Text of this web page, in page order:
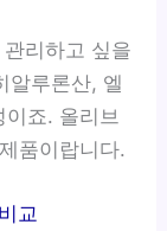
리하고 싶을
알루론산, 엘
이죠. 올리브
품이랍니다.
교